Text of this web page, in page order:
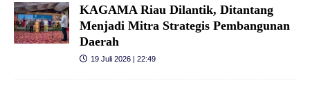
KAGAMA Riau Dilantik, Ditantang
Menjadi Mitra Strategis Pembangunan
Daerah
19 Juli 2026 | 22:49